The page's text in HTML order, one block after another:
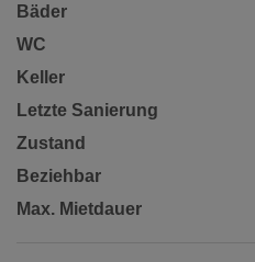
Bäder
WC
Keller
Letzte Sanierung
Zustand
Beziehbar
Max. Mietdauer